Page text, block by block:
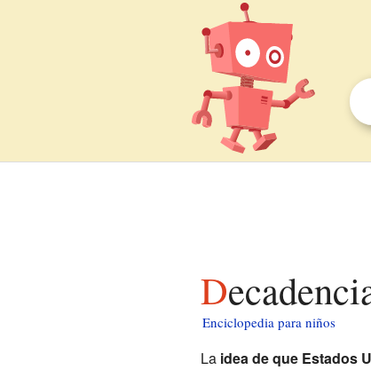
Enciclopedia para niños
La idea de que Estados